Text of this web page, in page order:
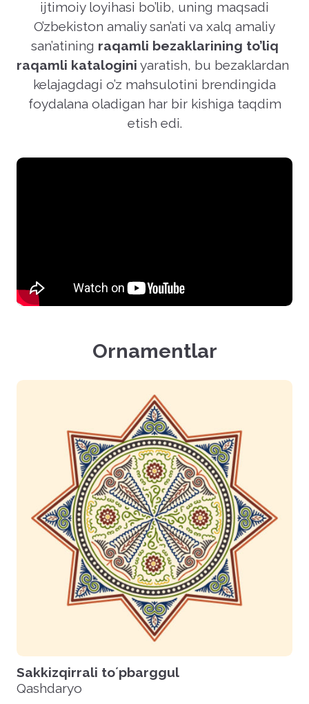
ijtimoiy loyihasi bo’lib, uning maqsadi
O’zbekiston amaliy san’ati va xalq amaliy
san’atining raqamli bezaklarining to’liq
raqamli katalogini yaratish, bu bezaklardan
kelajagdagi o’z mahsulotini brendingida
foydalana oladigan har bir kishiga taqdim
etish edi.
Ornamentlar
Sakkizqirrali toʼpbarggul
Qashdaryo